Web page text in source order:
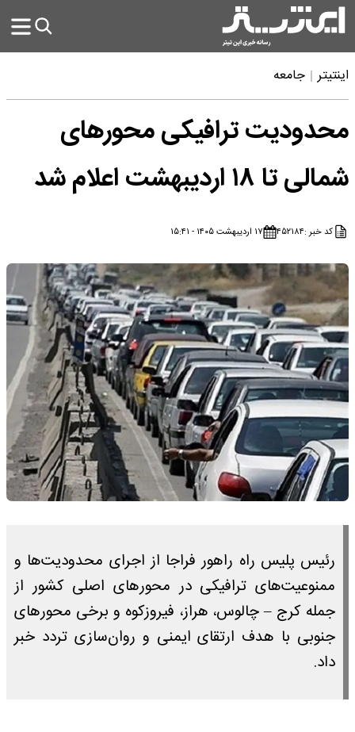
اینتیتر جامعه
محدودیت‌ ترافیکی محورهای
شمالی تا ۱۸ اردیبهشت اعلام شد
کد خبر :۴۵۲۱۸۴ ۱۷ اردیبهشت ۱۴۰۵ - ۱۵:۴۱
رئیس پلیس راه راهور فراجا از اجرای محدودیت‌ها و
ممنوعیت‌های ترافیکی در محورهای اصلی کشور از
جمله کرج – چالوس، هراز، فیروزکوه و برخی محورهای
جنوبی با هدف ارتقای ایمنی و روان‌سازی تردد خبر
داد.